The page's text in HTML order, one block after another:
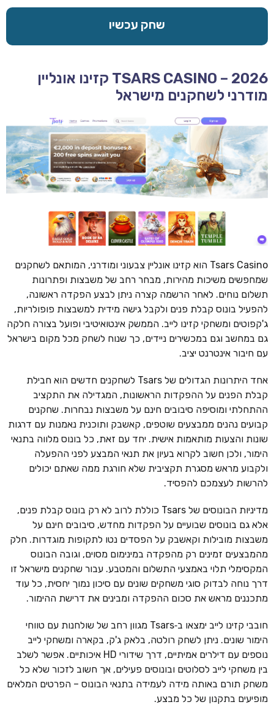
שחק עכשיו
TSARS CASINO – 2026 קזינו אונליין
מודרני לשחקנים מישראל
Tsars Casino הוא קזינו אונליין צבעוני ומודרני, המותאם לשחקנים
שמחפשים משיכות מהירות, מבחר רחב של משבצות ופתרונות
תשלום נוחים. לאחר הרשמה קצרה ניתן לבצע הפקדה ראשונה,
להפעיל בונוס קבלת פנים ולקבל גישה מידית למשבצות פופולריות,
ג'קפוטים ומשחקי קזינו לייב. הממשק אינטואיטיבי ופועל בצורה חלקה
גם במחשב וגם במכשירים ניידים, כך שנוח לשחק מכל מקום בישראל
עם חיבור אינטרנט יציב.
אחד היתרונות הגדולים של Tsars לשחקנים חדשים הוא חבילת
קבלת הפנים על ההפקדות הראשונות, המגדילה את התקציב
ההתחלתי ומוסיפה סיבובים חינם על משבצות נבחרות. שחקנים
קבועים נהנים ממבצעים שוטפים, קאשבק ותוכנית נאמנות עם דרגות
שונות והצעות מותאמות אישית. יחד עם זאת, כל בונוס מלווה בתנאי
הימור, ולכן חשוב לקרוא בעיון את תנאי המבצע לפני ההפעלה
ולקבוע מראש מסגרת תקציבית שלא חורגת ממה שאתם יכולים
להרשות לעצמכם להפסיד.
מדיניות הבונוסים של Tsars כוללת לרוב לא רק בונוס קבלת פנים,
אלא גם בונוסים שבועיים על הפקדות מחדש, סיבובים חינם על
משבצות מובילות וקאשבק על הפסדים נטו לתקופות מוגדרות. חלק
מהמבצעים זמינים רק מהפקדה במינימום מסוים, וגובה הבונוס
המקסימלי תלוי באמצעי התשלום והמטבע. עבור שחקנים מישראל זו
דרך נוחה לבדוק סוגי משחקים שונים עם סיכון נמוך יחסית, כל עוד
מתכננים מראש את סכום ההפקדה ומבינים את דרישת ההימור.
חובבי קזינו לייב ימצאו ב‑Tsars מגוון רחב של שולחנות עם טווחי
הימור שונים. ניתן לשחק רולטה, בלאק ג'ק, בקארה ומשחקי לייב
נוספים עם דילרים אמיתיים, דרך שידורי HD איכותיים. אפשר לשלב
בין משחקי לייב לסלוטים ובונוסים פעילים, אך חשוב לזכור שלא כל
משחק תורם באותה מידה לעמידה בתנאי הבונוס – הפרטים המלאים
מופיעים בתקנון של כל מבצע.